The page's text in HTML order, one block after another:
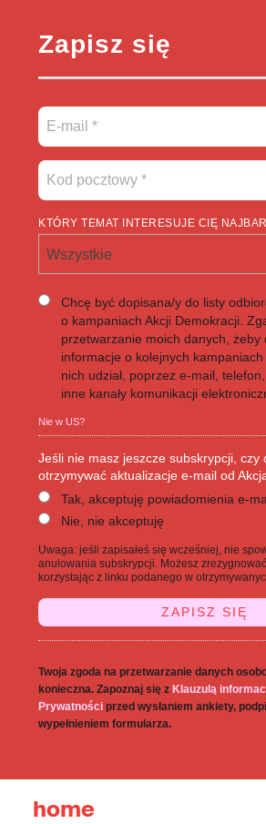
Zapisz się
KTÓRY TEMAT INTERESUJE CIĘ
Wszystkie
Chcę być dopisana/y do listy
o kampaniach Akcji Demokracji.
przetwarzanie moich danych, żeby
informacje o kolejnych
nich udział, poprzez e-mail,
inne kanały komunikacji
Nie wUS?
Jeśli nie masz jeszcze subskrypcji, czy
otrzymywać aktualizacje e-mail od
Tak, akceptuję powiadomienia e-
Nie, nie akceptuję
Uwaga: jeśli zapisałeś się wcześniej, nie
anulowania subskrypcji. Możesz
korzystając z linku podanego w
Twoja zgoda na przetwarzanie danych
konieczna. Zapoznaj się zKlauzulą
Prywatności przed wysłaniem ankiety,
wypełnieniem formularza.
home